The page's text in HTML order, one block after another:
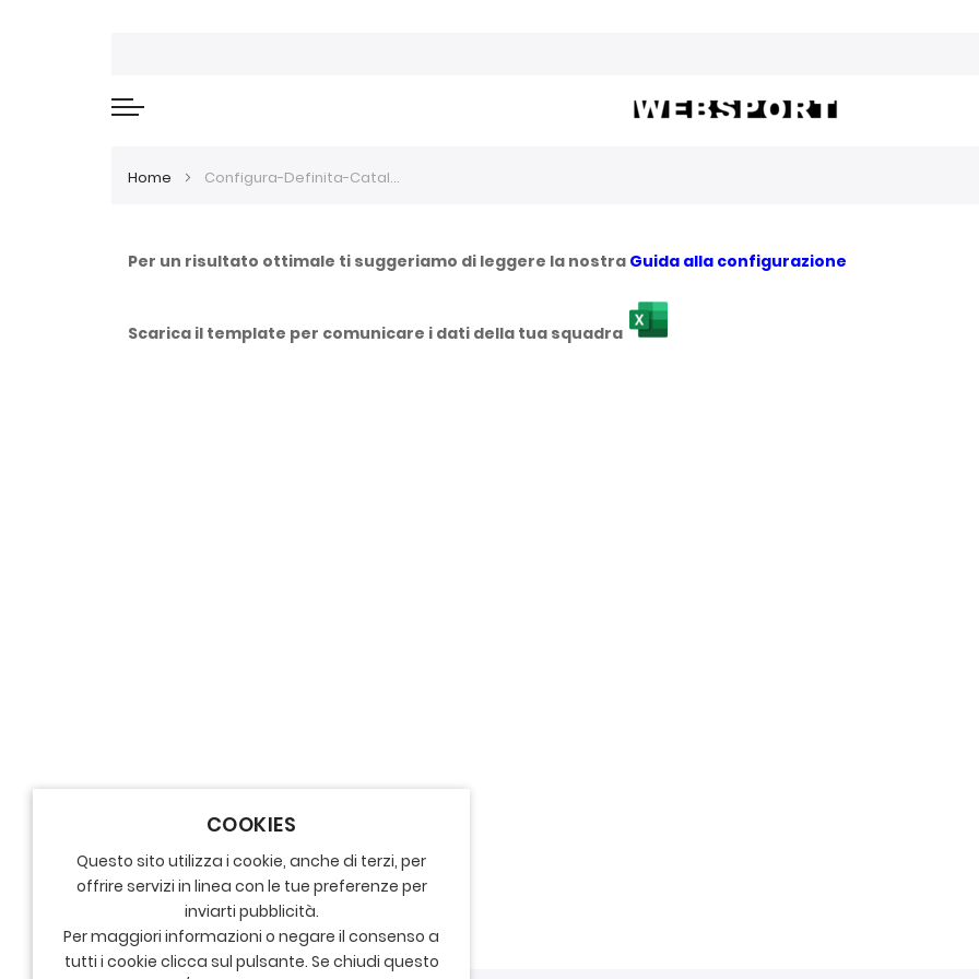
COOKIES
Questo sito utilizza i cookie, anche di terzi, per
offrire servizi in linea con le tue preferenze per
inviarti pubblicità.
Per maggiori informazioni o negare il consenso a
tutti i cookie clicca sul pulsante. Se chiudi questo
Home Configura-Definita-Catalogo-Websport
Per un risultato ottimale ti suggeriamo di leggere la nostra Guida alla configurazione
Scarica il template per comunicare i dati della tua squadra